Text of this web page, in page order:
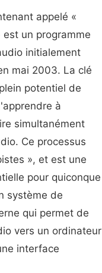
appelé «
un programme
initialement
mai 2003. La clé
potentiel de
à
simultanément
Ce processus
», et est une
pour quiconque
système de
qui permet de
vers un ordinateur
interface